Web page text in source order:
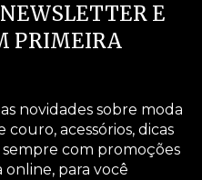
E
PRIMEIRA
novidades sobre moda
couro, acessórios, dicas
com promoções
online, para você